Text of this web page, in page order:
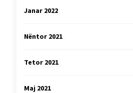
Janar 2022
Nëntor 2021
Tetor 2021
Maj 2021